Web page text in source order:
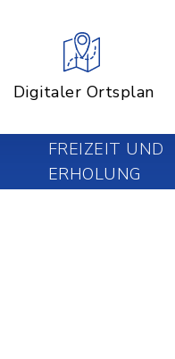
Digitaler Ortsplan
FREIZEIT UND
ERHOLUNG